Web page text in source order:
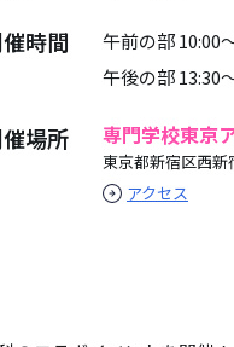
時間
午前の部 10:00
午後の部 13:30
場所 専門学校東京
東京都新宿区西新
アクセス